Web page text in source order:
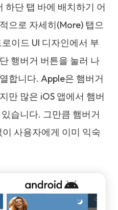
하단 탭 바에 배치하기 어
으로 자세히(More) 탭으
이드 UI 디자인에서 부
행버거 버튼을 눌러 나
합니다. Apple은 햄버거
만 많은 iOS 앱에서 햄버
습니다. 그만큼 햄버거
사용자에게 이미 익숙